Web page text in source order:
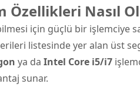
Özellikleri Nasıl
için güçlü bir işlemciye
listesinde yer alan üst
ya da Intel Core i5/i7
sunar.